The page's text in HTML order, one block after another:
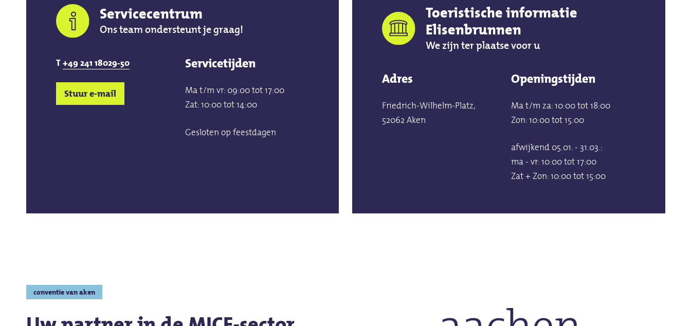
Servicecentrum
Ons team ondersteunt je graag!
T+49 241 18029-50
Stuur e-mail
Servicetijden
Ma t/m vr: 09:00 tot 17:00
Zat: 10:00 tot 14:00
Gesloten op feestdagen
Toeristische informatie
Elisenbrunnen
We zijn ter plaatse voor u
Adres
Friedrich-Wilhelm-Platz,
52062 Aken
Openingstijden
Ma t/m za: 10:00 tot 18:00
Zon: 10:00 tot 15:00
afwijkend 05.01. - 31.03.:
ma - vr: 10:00 tot 17:00
Zat + Zon: 10:00 tot 15:00
conventie van aken